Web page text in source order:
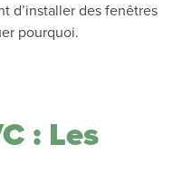
d’installer des fenêtres
pourquoi.
: Les